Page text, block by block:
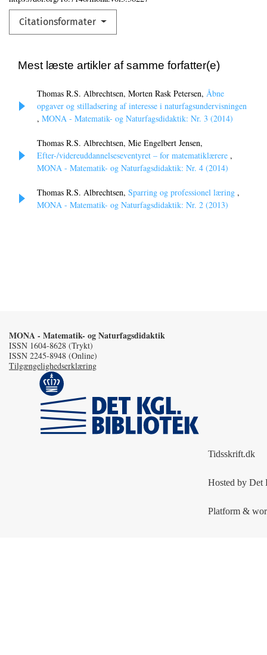
Citationsformater
Mest læste artikler af samme forfatter(e)
Thomas R.S. Albrechtsen, Morten Rask Petersen, Åbne
opgaver og stilladsering af interesse i naturfagsundervisningen
, MONA - Matematik- og Naturfagsdidaktik: Nr. 3 (2014)
Thomas R.S. Albrechtsen, Mie Engelbert Jensen,
Efter-/videreuddannelseseventyret – for matematiklærere ,
MONA - Matematik- og Naturfagsdidaktik: Nr. 4 (2014)
Thomas R.S. Albrechtsen, Sparring og professionel læring ,
MONA - Matematik- og Naturfagsdidaktik: Nr. 2 (2013)
MONA - Matematik- og Naturfagsdidaktik
ISSN 1604-8628 (Trykt)
ISSN 2245-8948 (Online)
Tilgængelighedserklæring